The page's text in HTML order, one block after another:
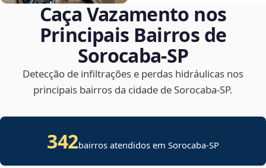
Caça Vazamento nos
Principais Bairros de
Sorocaba‑SP
Detecção de infiltrações e perdas hidráulicas nos
principais bairros da cidade de Sorocaba‑SP.
342bairros atendidos em Sorocaba-SP